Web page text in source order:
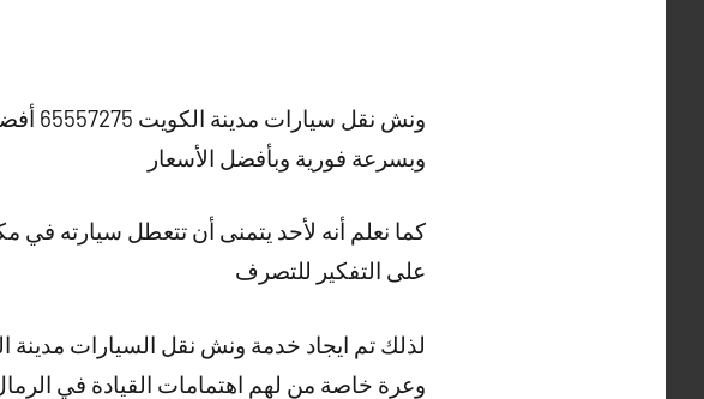
ونش
وبسرعة فورية وبأفضل الأسعار
كما نعلم أنه لأحد يتمنى أن تتعطل سيارته في
على التفكير للتصرف
لذلك تم ايجاد خدمة ونش نقل السيارات مدينة
وعرة خاصة من لهم اهتمامات القيادة في